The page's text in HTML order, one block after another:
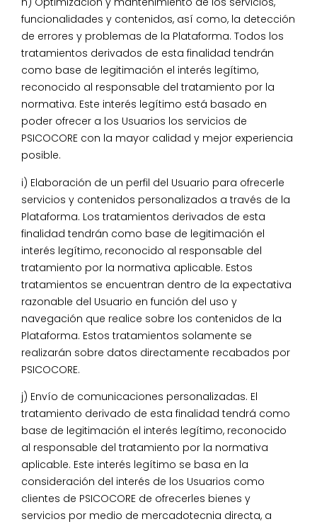
funcionalidades y contenidos, así como, la detección
de errores y problemas de la Plataforma. Todos los
tratamientos derivados de esta finalidad tendrán
como base de legitimación el interés legítimo,
reconocido al responsable del tratamiento por la
normativa. Este interés legítimo está basado en
poder ofrecer a los Usuarios los servicios de
PSICOCORE con la mayor calidad y mejor experiencia
posible.
i) Elaboración de un perfil del Usuario para ofrecerle
servicios y contenidos personalizados a través de la
Plataforma. Los tratamientos derivados de esta
finalidad tendrán como base de legitimación el
interés legítimo, reconocido al responsable del
tratamiento por la normativa aplicable. Estos
tratamientos se encuentran dentro de la expectativa
razonable del Usuario en función del uso y
navegación que realice sobre los contenidos de la
Plataforma. Estos tratamientos solamente se
realizarán sobre datos directamente recabados por
PSICOCORE.
j) Envío de comunicaciones personalizadas. El
tratamiento derivado de esta finalidad tendrá como
base de legitimación el interés legítimo, reconocido
al responsable del tratamiento por la normativa
aplicable. Este interés legítimo se basa en la
consideración del interés de los Usuarios como
clientes de PSICOCORE de ofrecerles bienes y
servicios por medio de mercadotecnia directa, a